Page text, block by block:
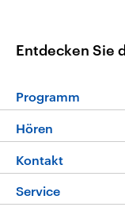
Entdecken Sie
Programm
Die
Hören
Livestream
Kontakt
Hörerservice
Service